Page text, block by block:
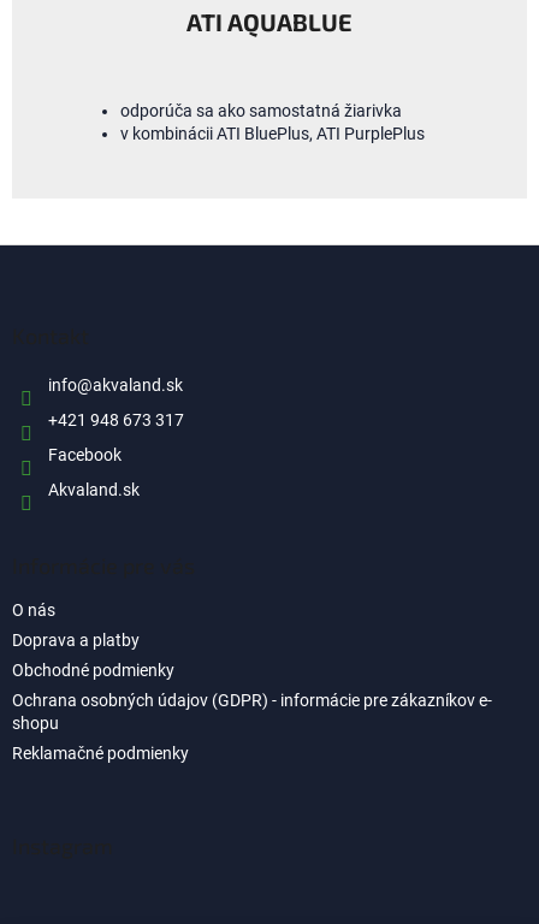
ATI AQUABLUE
odporúča sa ako samostatná žiarivka
v kombinácii ATI BluePlus, ATI PurplePlus
info@akvaland.sk
+421 948 673 317
Facebook
Akvaland.sk
O nás
Doprava a platby
Obchodné podmienky
Ochrana osobných údajov (GDPR) - informácie pre zákazníkov e-
shopu
Reklamačné podmienky